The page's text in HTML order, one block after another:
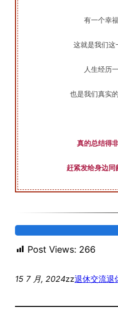
有一个幸
这就是我们这
人生经历
也是我们真实
真的总结得
赶紧发给身边同
Post Views: 266
15 7 月, 2024zz退休交流退